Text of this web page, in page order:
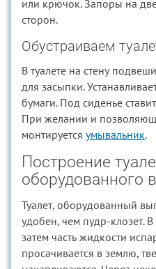
или крючок. Запоры на
сторон.
Обустраиваем
В туалете на стену
для засыпки.
бумаги. Под сиденье
При желании и
монтируется умывальник.
Построение
оборудованного
Туалет, оборудованный
удобен, чем пудр-клозет.
затем часть жидкости
просачивается в землю,